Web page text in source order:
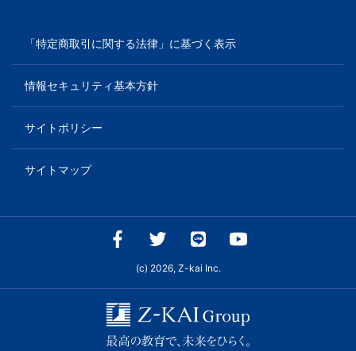
「特定商取引に関する法律」に基づく表示
情報セキュリティ基本方針
サイトポリシー
サイトマップ
(c) 2026, Z-kai Inc.